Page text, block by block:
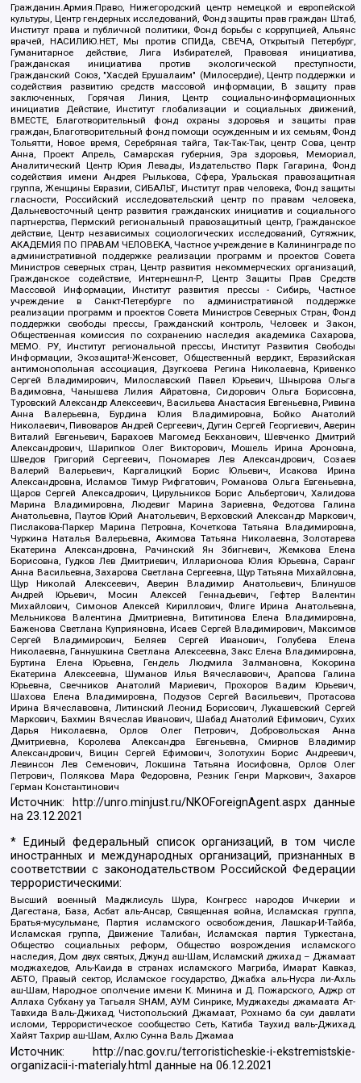
Гражданин.Армия.Право, Нижегородский центр немецкой и европейской
культуры, Центр гендерных исследований, Фонд защиты прав граждан Штаб,
Институт права и публичной политики, Фонд борьбы с коррупцией, Альянс
врачей, НАСИЛИЮ.НЕТ, Мы против СПИДа, СВЕЧА, Открытый Петербург,
Гуманитарное действие, Лига Избирателей, Правовая инициатива,
Гражданская инициатива против экологической преступности,
Гражданский Союз, "Хасдей Ерушалаим" (Милосердие), Центр поддержки и
содействия развитию средств массовой информации, В защиту прав
заключенных, Горячая Линия, Центр социально-информационных
инициатив Действие, Институт глобализации и социальных движений,
ВМЕСТЕ, Благотворительный фонд охраны здоровья и защиты прав
граждан, Благотворительный фонд помощи осужденным и их семьям, Фонд
Тольятти, Новое время, Серебряная тайга, Так-Так-Так, центр Сова, центр
Анна, Проект Апрель, Самарская губерния, Эра здоровья, Мемориал,
Аналитический Центр Юрия Левады, Издательство Парк Гагарина, Фонд
содействия имени Андрея Рылькова, Сфера, Уральская правозащитная
группа, Женщины Евразии, СИБАЛЬТ, Институт прав человека, Фонд защиты
гласности, Российский исследовательский центр по правам человека,
Дальневосточный центр развития гражданских инициатив и социального
партнерства, Пермский региональный правозащитный центр, Гражданское
действие, Центр независимых социологических исследований, Сутяжник,
АКАДЕМИЯ ПО ПРАВАМ ЧЕЛОВЕКА, Частное учреждение в Калининграде по
административной поддержке реализации программ и проектов Совета
Министров северных стран, Центр развития некоммерческих организаций,
Гражданское содействие, Интернешнл-Р, Центр Защиты Прав Средств
Массовой Информации, Институт развития прессы - Сибирь, Частное
учреждение в Санкт-Петербурге по административной поддержке
реализации программ и проектов Совета Министров Северных Стран, Фонд
поддержки свободы прессы, Гражданский контроль, Человек и Закон,
Общественная комиссия по сохранению наследия академика Сахарова,
МЕМО. РУ, Институт региональной прессы, Институт Развития Свободы
Информации, Экозащита!-Женсовет, Общественный вердикт, Евразийская
антимонопольная ассоциация, Дзугкоева Регина Николаевна, Кривенко
Сергей Владимирович, Милославский Павел Юрьевич, Шнырова Ольга
Вадимовна, Чанышева Лилия Айратовна, Сидорович Ольга Борисовна,
Туровский Александр Алексеевич, Васильева Анастасия Евгеньевна, Ривина
Анна Валерьевна, Бурдина Юлия Владимировна, Бойко Анатолий
Николаевич, Пивоваров Андрей Сергеевич, Дугин Сергей Георгиевич, Аверин
Виталий Евгеньевич, Барахоев Магомед Бекханович, Шевченко Дмитрий
Александрович, Шарипков Олег Викторович, Мошель Ирина Ароновна,
Шведов Григорий Сергеевич, Пономарев Лев Александрович, Созаев
Валерий Валерьевич, Каргалицкий Борис Юльевич, Исакова Ирина
Александровна, Исламов Тимур Рифгатович, Романова Ольга Евгеньевна,
Щаров Сергей Алексадрович, Цирульников Борис Альбертович, Халидова
Марина Владимировна, Людевиг Марина Зариевна, Федотова Галина
Анатольевна, Паутов Юрий Анатольевич, Верховский Александр Маркович,
Пислакова-Паркер Марина Петровна, Кочеткова Татьяна Владимировна,
Чуркина Наталья Валерьевна, Акимова Татьяна Николаевна, Золотарева
Екатерина Александровна, Рачинский Ян Збигневич, Жемкова Елена
Борисовна, Гудков Лев Дмитриевич, Илларионова Юлия Юрьевна, Саранг
Анна Васильевна, Захарова Светлана Сергеевна, Щур Татьяна Михайловна,
Щур Николай Алексеевич, Аверин Владимир Анатольевич, Блинушов
Андрей Юрьевич, Мосин Алексей Геннадьевич, Гефтер Валентин
Михайлович, Симонов Алексей Кириллович, Флиге Ирина Анатольевна,
Мельникова Валентина Дмитриевна, Вититинова Елена Владимировна,
Баженова Светлана Куприяновна, Исаев Сергей Владимирович, Максимов
Сергей Владимирович, Беляев Сергей Иванович, Голубева Елена
Николаевна, Ганнушкина Светлана Алексеевна, Закс Елена Владимировна,
Буртина Елена Юрьевна, Гендель Людмила Залмановна, Кокорина
Екатерина Алексеевна, Шуманов Илья Вячеславович, Арапова Галина
Юрьевна, Свечников Анатолий Мариевич, Прохоров Вадим Юрьевич,
Шахова Елена Владимировна, Подузов Сергей Васильевич, Протасова
Ирина Вячеславовна, Литинский Леонид Борисович, Лукашевский Сергей
Маркович, Бахмин Вячеслав Иванович, Шабад Анатолий Ефимович, Сухих
Дарья Николаевна, Орлов Олег Петрович, Добровольская Анна
Дмитриевна, Королева Александра Евгеньевна, Смирнов Владимир
Александрович, Вицин Сергей Ефимович, Золотухин Борис Андреевич,
Левинсон Лев Семенович, Локшина Татьяна Иосифовна, Орлов Олег
Петрович, Полякова Мара Федоровна, Резник Генри Маркович, Захаров
Герман Константинович
Источник: http://unro.minjust.ru/NKOForeignAgent.aspxданные
на23.12.2021
* Единый федеральный список организаций, в том числе
иностранных и международных организаций, признанных в
соответствии с законодательством Российской Федерации
террористическими:
Высший военный Маджлисуль Шура, Конгресс народов Ичкерии и
Дагестана, База, Асбат аль-Ансар, Священная война, Исламская группа,
Братья-мусульмане, Партия исламского освобождения, Лашкар-И-Тайба,
Исламская группа, Движение Талибан, Исламская партия Туркестана,
Общество социальных реформ, Общество возрождения исламского
наследия, Дом двух святых, Джунд аш-Шам, Исламский джихад – Джамаат
моджахедов, Аль-Каида в странах исламского Магриба, Имарат Кавказ,
АБТО, Правый сектор, Исламское государство, Джабха аль-Нусра ли-Ахль
аш-Шам, Народное ополчение имени К. Минина и Д. Пожарского, Аджр от
Аллаха Субхану уа Тагьаля SHAM, АУМ Синрике, Муджахеды джамаата Ат-
Тавхида Валь-Джихад, Чистопольский Джамаат, Рохнамо ба суи давлати
исломи, Террористическое сообщество Сеть, Катиба Таухид валь-Джихад,
Хайят Тахрир аш-Шам, Ахлю Сунна Валь Джамаа
Источник:
http://nac.gov.ru/terroristicheskie-i-ekstremistskie-
organizacii-i-materialy.html данные на06.12.2021